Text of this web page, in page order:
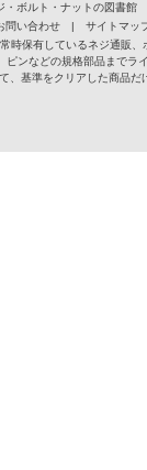
・ボルト・ナットの図書館
問い合わせ |
サイトマッ
保有しているネジ通販
ンなどの規格部品まで
、基準をクリアした商品